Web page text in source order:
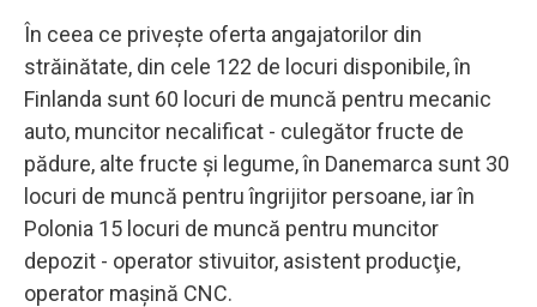
În ceea ce priveşte oferta angajatorilor din
străinătate, din cele 122 de locuri disponibile, în
Finlanda sunt 60 locuri de muncă pentru mecanic
auto, muncitor necalificat - culegător fructe de
pădure, alte fructe şi legume, în Danemarca sunt 30
locuri de muncă pentru îngrijitor persoane, iar în
Polonia 15 locuri de muncă pentru muncitor
depozit - operator stivuitor, asistent producţie,
operator maşină CNC.